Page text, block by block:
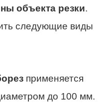
объекта резки.
следующие виды
применяется
до 100 мм.